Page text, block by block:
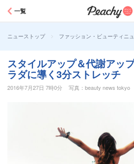
一覧
ニューストップ > ファッション・ビューティニ
スタイルアップ＆代謝アッ
ラダに導く3分ストレッチ
2016年7月27日 7時0分
写真：beauty news tokyo